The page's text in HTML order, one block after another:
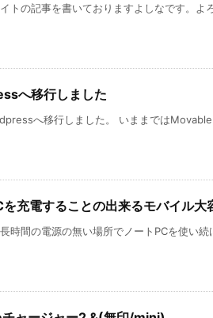
トの記事を書いておりますよしなです。よ
へ移行しました
へ移行しました。 いままでは
を充電することの出来るモバイル大
時間の電源の無い場所でノートPCを使い